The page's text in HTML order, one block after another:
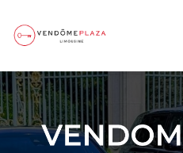
contenu